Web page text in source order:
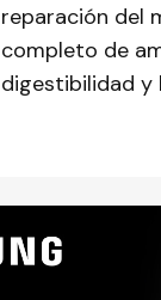
reparación del
completo de
digestibilidad y